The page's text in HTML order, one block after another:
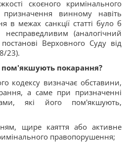
скоєного кримінального
винному навіть
в межах санкції статті було б
(аналогічний
Верховного Суду від
23).
пом'якшують покарання?
кодексу визначає обставини,
а саме при призначенні
які його пом'якшують,
щире каяття або активне
правопорушення;